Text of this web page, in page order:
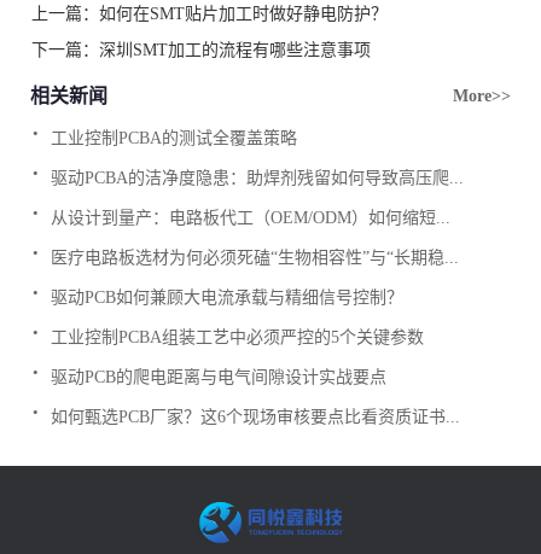
上一篇：如何在SMT贴片加工时做好静电防护？
下一篇：深圳SMT加工的流程有哪些注意事项
相关新闻 More>>
工业控制PCBA的测试全覆盖策略
.
驱动PCBA的洁净度隐患：助焊剂残留如何导致高压爬...
.
从设计到量产：电路板代工（OEM/ODM）如何缩短...
.
医疗电路板选材为何必须死磕“生物相容性”与“长期稳...
.
驱动PCB如何兼顾大电流承载与精细信号控制？
.
工业控制PCBA组装工艺中必须严控的5个关键参数
.
驱动PCB的爬电距离与电气间隙设计实战要点
.
如何甄选PCB厂家？这6个现场审核要点比看资质证书...
.